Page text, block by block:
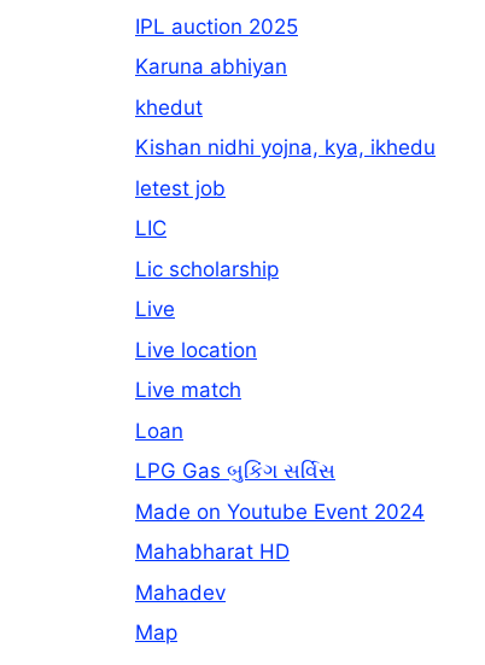
IPL auction 2025
Karuna abhiyan
khedut
Kishan nidhi yojna, kya, ikhedu
letest job
LIC
Lic scholarship
Live
Live location
Live match
Loan
LPG Gas બુકિંગ સર્વિસ
Made on Youtube Event 2024
Mahabharat HD
Mahadev
Map